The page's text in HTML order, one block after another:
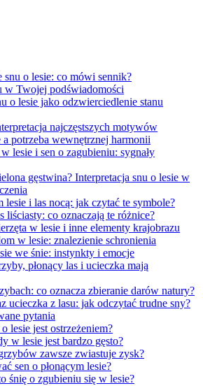
snu o lesie: co mówi sennik?
w Twojej podświadomości
o lesie jako odzwierciedlenie stanu
najczęstszych motywów
a potrzeba wewnętrznej harmonii
lesie i sen o zagubieniu: sygnały
gęstwina? Interpretacja snu o lesie w
lesie i las nocą: jak czytać te symbole?
liściasty: co oznaczają te różnice?
w lesie i inne elementy krajobrazu
w lesie: znalezienie schronienia
we śnie: instynkty i emocje
płonący las i ucieczka mają
co oznacza zbieranie darów natury?
ucieczka z lasu: jak odczytać trudne sny?
pytania
lesie jest ostrzeżeniem?
w lesie jest bardzo gęsto?
zawsze zwiastuje zysk?
sen o płonącym lesie?
śnię o zgubieniu się w lesie?